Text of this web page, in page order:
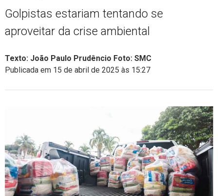
Golpistas estariam tentando se
aproveitar da crise ambiental
Texto: João Paulo Prudêncio Foto: SMC
Publicada em 15 de abril de 2025 às 15:27